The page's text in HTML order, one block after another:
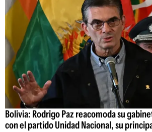
Bolivia: Rodrigo Paz reacomoda su
con el partido Unidad Nacional, su